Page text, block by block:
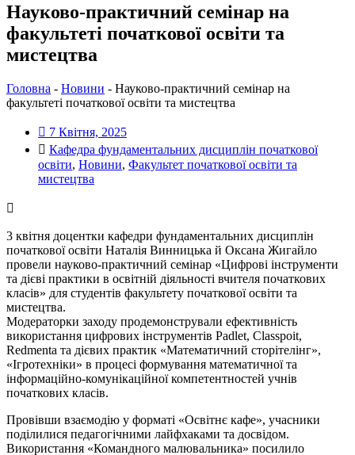
Науково-практичний семінар на
факультеті початкової освіти та
мистецтва
Головна - Новини - Науково-практичний семінар на
факультеті початкової освіти та мистецтва
7 Квітня, 2025
Кафедра фундаментальних дисциплін початкової
освіти, Новини, Факультет початкової освіти та
мистецтва
3 квітня доцентки кафедри фундаментальних дисциплін
початкової освіти Наталія Винницька й Оксана Жигайло
провели науково-практичний семінар «Цифрові інструменти
та дієві практики в освітній діяльності вчителя початкових
класів» для студентів факультету початкової освіти та
мистецтва.
Модераторки заходу продемонстрували ефективність
використання цифрових інструментів Padlet, Classpoit,
Redmenta та дієвих практик «Математичний сторітелінг»,
«Ігротехніки» в процесі формування математичної та
інформаційно-комунікаційної компетентностей учнів
початкових класів.
Провівши взаємодію у форматі «Освітнє кафе», учасники
поділилися педагогічними лайфхаками та досвідом.
Використання «Командного малювальника» посилило